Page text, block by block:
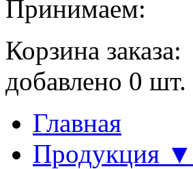
Принимаем:
Корзина заказа:
добавлено 0 шт.
Главная
Продукция ▼